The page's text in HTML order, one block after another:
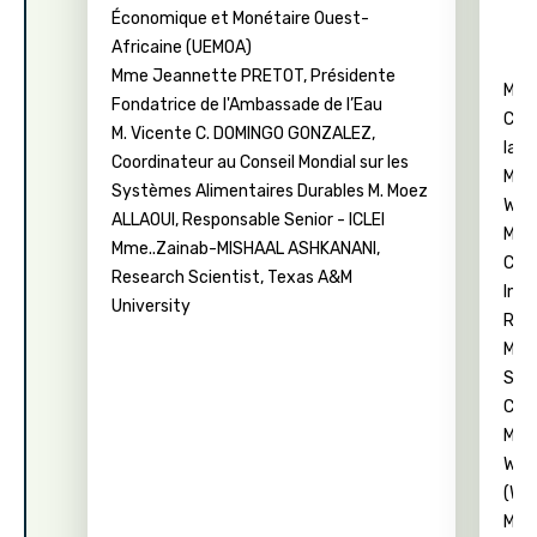
Économique et Monétaire Ouest-
Africaine (UEMOA)
Mme Jeannette PRETOT, Présidente
Fondatrice de l'Ambassade de l’Eau
M. Vicente C. DOMINGO GONZALEZ,
Coordinateur au Conseil Mondial sur les
Systèmes Alimentaires Durables M. Moez
ALLAOUI, Responsable Senior - ICLEI
Mme..Zainab-MISHAAL ASHKANANI,
Research Scientist, Texas A&M
University
M.
la
M.
M.
M.
M.